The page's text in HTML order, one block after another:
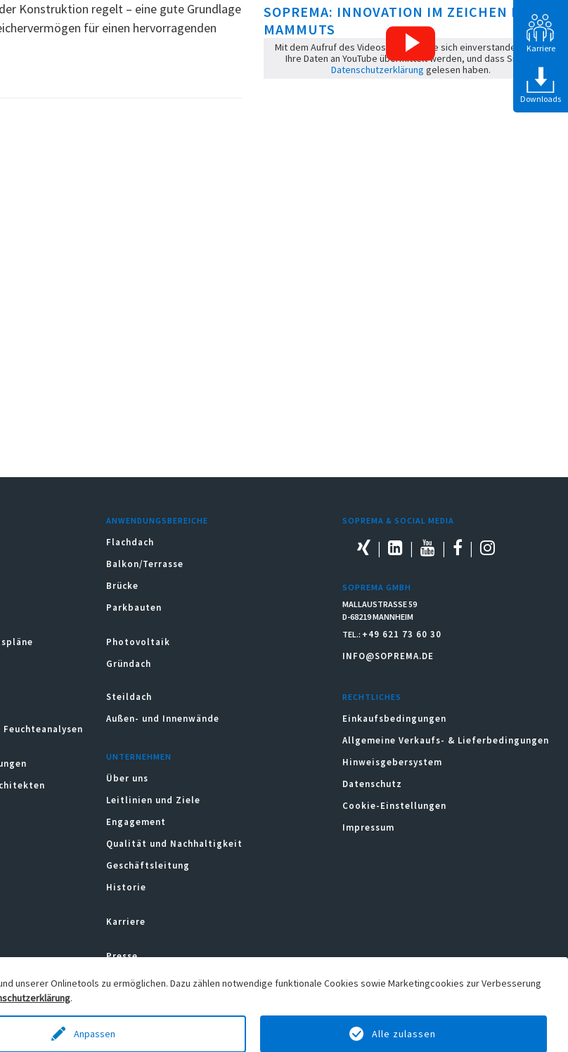
Konstruktion regelt – eine gute Grundlage
für einen hervorragenden
SOPREMA: INNOVATION IM ZEICHEN DES
MAMMUTS
Mit dem Aufruf des Videos erklären Sie sich einverstanden, dass
Ihre Daten an YouTube übermittelt werden, und dass Sie die
Datenschutzerklärung gelesen haben.
ANWENDUNGSBEREICHE
Flachdach
Balkon/Terrasse
Brücke
Parkbauten
Photovoltaik
Gründach
Steildach
Außen- und Innenwände
UNTERNEHMEN
Über uns
Leitlinien und Ziele
Engagement
Qualität und Nachhaltigkeit
Geschäftsleitung
Historie
Karriere
Presse
SOPREMA & SOCIAL MEDIA
SOPREMA GMBH
MALLAUSTRASSE 59
D-68219 MANNHEIM
TEL.: +49 621 73 60 30
INFO@SOPREMA.DE
RECHTLICHES
Einkaufsbedingungen
Allgemeine Verkaufs- & Lieferbedingungen
Hinweisgebersystem
Datenschutz
Cookie-Einstellungen
Impressum
Karriere
Downloads
unserer Onlinetools zu ermöglichen. Dazu zählen notwendige funktionale Cookies sowie Marketingcookies zur Verbesserung
.
Anpassen Alle zulassen